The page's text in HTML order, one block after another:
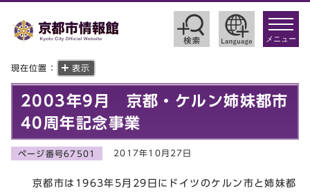
toggle
メニュー
現在位置： 表示
2003年9月 京都・ケルン姉妹都市
40周年記念事業
ページ番号67501 2017年10月27日
京都市は1963年5月29日にドイツのケルン市と姉妹都